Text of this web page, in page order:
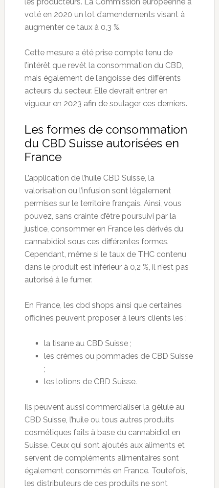
voté en 2020 un lot d’amendements visant à
augmenter ce taux à 0,3 %.
Cette mesure a été prise compte tenu de
l’intérêt que revêt la consommation du CBD,
mais également de l’angoisse des différents
acteurs du secteur. Elle devrait entrer en
vigueur en 2023 afin de soulager ces derniers.
Les formes de consommation
du CBD Suisse autorisées en
France
L’application de l’huile CBD Suisse, la
valorisation ou l’infusion sont légalement
permises sur le territoire français. Ainsi, vous
pouvez, sans crainte d’être poursuivi par la
justice, consommer en France les dérivés du
cannabidiol sous ces différentes formes.
Cependant, même si le taux de THC contenu
dans le produit est inférieur à 0,2 %, il n’est pas
autorisé à le fumer.
En France, les cbd shops ainsi que certaines
officines peuvent proposer à leurs clients les :
la tisane au CBD Suisse ;
les crèmes ou pommades de CBD Suisse
;
les lotions de CBD Suisse.
Ils peuvent aussi commercialiser la gélule au
CBD Suisse, l’huile ou tous autres produits
cosmétiques faits à base du cannabidiol en
Suisse. Ceux qui sont ajoutés aux aliments et
servent de compléments alimentaires sont
également consommés en France. Toutefois,
les distributeurs de ces produits ne sont